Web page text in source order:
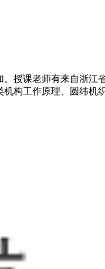
授课老师有来自浙江
构工作原理、圆纬机